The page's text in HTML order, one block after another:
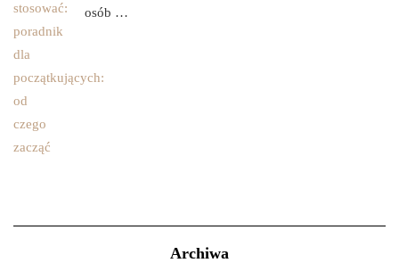
osób …
Archiwa